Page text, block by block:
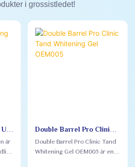
i grossistledet!
är
Double Barrel Pro Clinic
Tand Whitening Gel
OEM005
Double Barrel Pro Clinic Tand
Whitening Gel OEM005 är en